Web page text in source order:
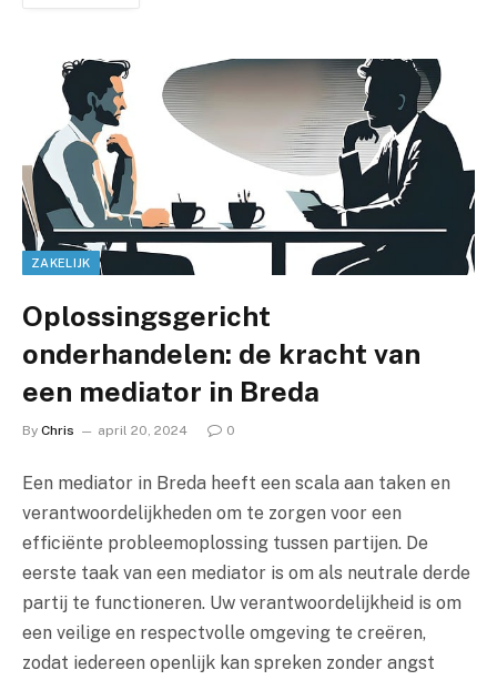
ZAKELIJK
Oplossingsgericht
onderhandelen: de kracht van
een mediator in Breda
By Chris april 20, 2024 0
Een mediator in Breda heeft een scala aan taken en
verantwoordelijkheden om te zorgen voor een
efficiënte probleemoplossing tussen partijen. De
eerste taak van een mediator is om als neutrale derde
partij te functioneren. Uw verantwoordelijkheid is om
een veilige en respectvolle omgeving te creëren,
zodat iedereen openlijk kan spreken zonder angst